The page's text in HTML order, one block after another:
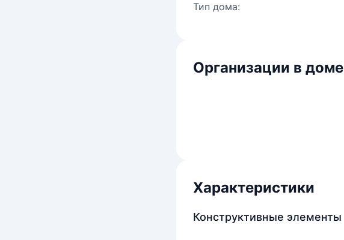
Тип дома:
Организации в доме
Характеристики
Конструктивные элементы